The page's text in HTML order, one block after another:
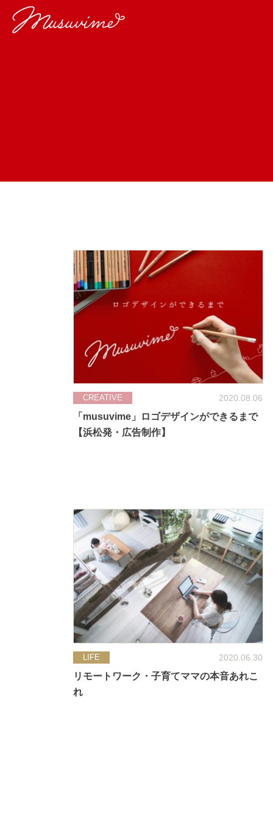
CREATIVE 2020.08.06
「musuvime」ロゴデザインができるまで
【浜松発・広告制作】
LIFE 2020.06.30
リモートワーク・子育てママの本音あれこ
れ